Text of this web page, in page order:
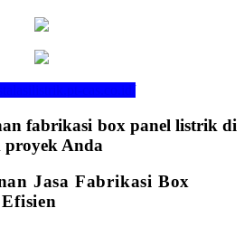
fabrikasi box panel listrik di
Anda
Jasa Fabrikasi Box